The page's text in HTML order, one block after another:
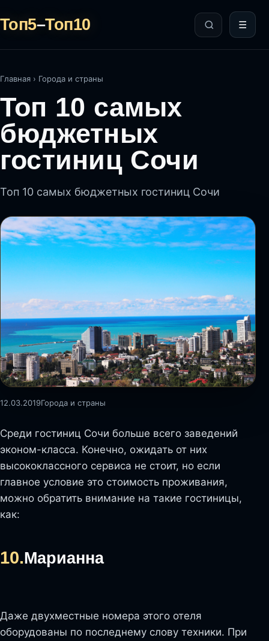
Топ5–Топ10 ☰
Главная › Города и страны
Топ 10 самых
бюджетных
гостиниц Сочи
Топ 10 самых бюджетных гостиниц Сочи
12.03.2019Города и страны
Среди гостиниц Сочи больше всего заведений
эконом-класса. Конечно, ожидать от них
высококлассного сервиса не стоит, но если
главное условие это стоимость проживания,
можно обратить внимание на такие гостиницы,
как:
10.Марианна
Даже двухместные номера этого отеля
оборудованы по последнему слову техники. При